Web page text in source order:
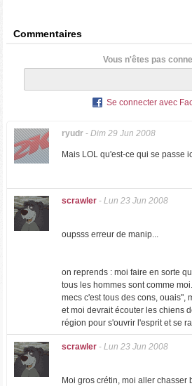
Commentaires
Vous n'êtes pas
Se connecter avec
ryudr- Dim 29 Jun 2008
Mais LOL qu'est-ce qui se passe
scrawler- Lun 23 Jun 2008
oupsss erreur de manip...
on reprends : moi faire en sorte
tous les hommes sont comme
mecs c'est tous des cons, ouais",
et moi devrait écouter les chiens
région pour s'ouvrir l'esprit et se
scrawler- Lun 23 Jun 2008
Moi gros crétin, moi aller chasser